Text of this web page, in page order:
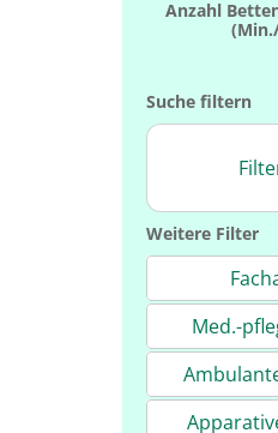
Anzahl
Suche filtern
Weitere Filter
Med.-